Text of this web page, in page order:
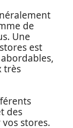
de
Une
est
très
des
stores.